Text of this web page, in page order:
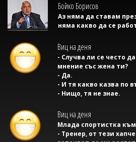
Бойко Борисов
Аз няма да ставам
няма какво да се
Виц на деня
- Случва ли се често
мнение със жена ти?
- Да.
- И тя какво казва по
- Нищо, тя не знае.
Виц на деня
Млада спортистка
- Тренер, от тези